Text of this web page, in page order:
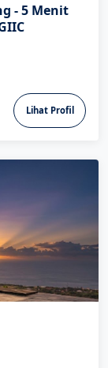
- 5 Menit
Lihat Profil